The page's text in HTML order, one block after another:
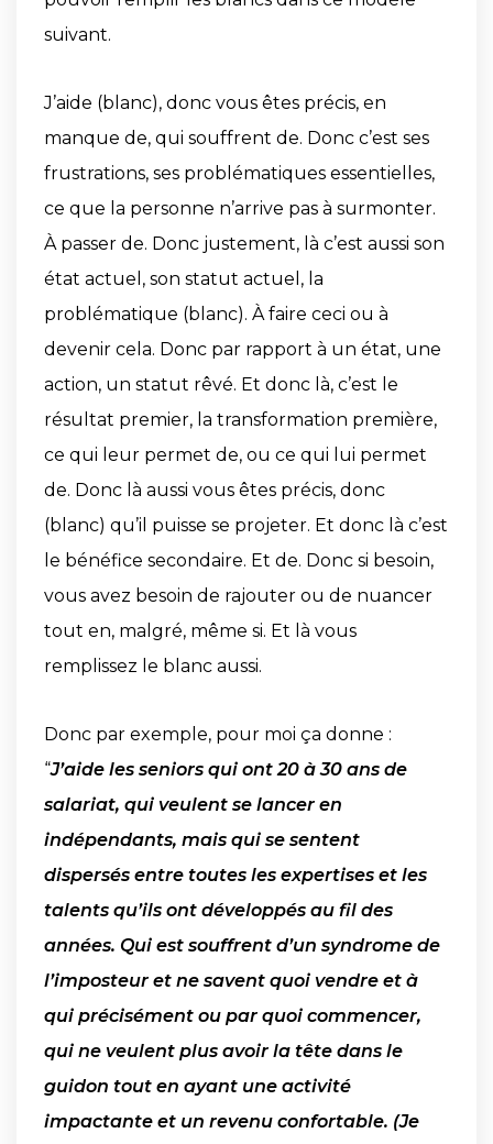
suivant.
J’aide (blanc), donc vous êtes précis, en
manque de, qui souffrent de. Donc c’est ses
frustrations, ses problématiques essentielles,
ce que la personne n’arrive pas à surmonter.
À passer de. Donc justement, là c’est aussi son
état actuel, son statut actuel, la
problématique (blanc). À faire ceci ou à
devenir cela. Donc par rapport à un état, une
action, un statut rêvé. Et donc là, c’est le
résultat premier, la transformation première,
ce qui leur permet de, ou ce qui lui permet
de. Donc là aussi vous êtes précis, donc
(blanc) qu’il puisse se projeter. Et donc là c’est
le bénéfice secondaire. Et de. Donc si besoin,
vous avez besoin de rajouter ou de nuancer
tout en, malgré, même si. Et là vous
remplissez le blanc aussi.
Donc par exemple, pour moi ça donne :
“J’aide les seniors qui ont 20 à 30 ans de
salariat, qui veulent se lancer en
indépendants, mais qui se sentent
dispersés entre toutes les expertises et les
talents qu’ils ont développés au fil des
années. Qui est souffrent d’un syndrome de
l’imposteur et ne savent quoi vendre et à
qui précisément ou par quoi commencer,
qui ne veulent plus avoir la tête dans le
guidon tout en ayant une activité
impactante et un revenu confortable. (Je